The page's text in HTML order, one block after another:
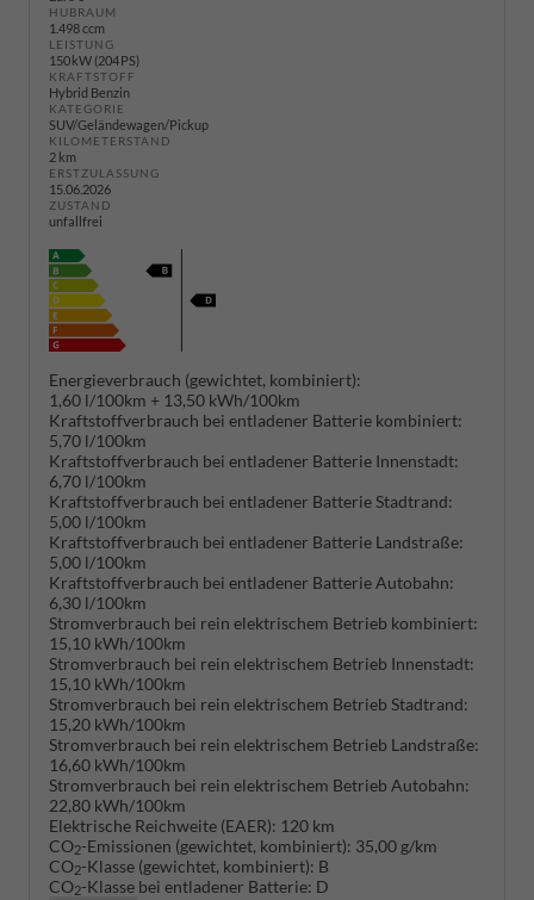
HUBRAUM
1.498 ccm
LEISTUNG
150 kW (204 PS)
KRAFTSTOFF
Hybrid Benzin
KATEGORIE
SUV/Geländewagen/Pickup
KILOMETERSTAND
2 km
ERSTZULASSUNG
15.06.2026
ZUSTAND
unfallfrei
Energieverbrauch (gewichtet, kombiniert):
1,60 l/100km + 13,50 kWh/100km
Kraftstoffverbrauch bei entladener Batterie kombiniert:
5,70 l/100km
Kraftstoffverbrauch bei entladener Batterie Innenstadt:
6,70 l/100km
Kraftstoffverbrauch bei entladener Batterie Stadtrand:
5,00 l/100km
Kraftstoffverbrauch bei entladener Batterie Landstraße:
5,00 l/100km
Kraftstoffverbrauch bei entladener Batterie Autobahn:
6,30 l/100km
Stromverbrauch bei rein elektrischem Betrieb kombiniert:
15,10 kWh/100km
Stromverbrauch bei rein elektrischem Betrieb Innenstadt:
15,10 kWh/100km
Stromverbrauch bei rein elektrischem Betrieb Stadtrand:
15,20 kWh/100km
Stromverbrauch bei rein elektrischem Betrieb Landstraße:
16,60 kWh/100km
Stromverbrauch bei rein elektrischem Betrieb Autobahn:
22,80 kWh/100km
Elektrische Reichweite (EAER): 120 km
CO2-Emissionen (gewichtet, kombiniert): 35,00 g/km
CO2-Klasse (gewichtet, kombiniert): B
CO2-Klasse bei entladener Batterie: D